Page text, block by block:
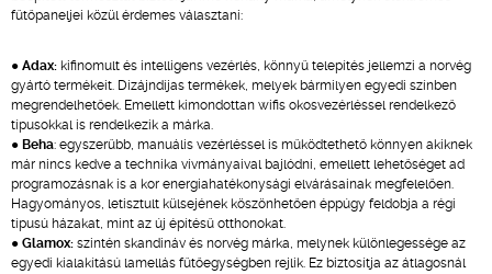
fűtőpaneljei közül érdemes választani:
● Adax: kifinomult és intelligens vezérlés, könnyű telepítés jellemzi a norvég
gyártó termékeit. Dizájndíjas termékek, melyek bármilyen egyedi színben
megrendelhetőek. Emellett kimondottan wifis okosvezérléssel rendelkező
típusokkal is rendelkezik a márka.
● Beha: egyszerűbb, manuális vezérléssel is működtethető könnyen akiknek
már nincs kedve a technika vívmányaival bajlódni, emellett lehetőséget ad
programozásnak is a kor energiahatékonysági elvárásainak megfelelően.
Hagyományos, letisztult külsejének köszönhetően éppúgy feldobja a régi
típusú házakat, mint az új építésű otthonokat.
● Glamox: szintén skandináv és norvég márka, melynek különlegessége az
egyedi kialakítású lamellás fűtőegységben rejlik. Ez biztosítja az átlagosnál